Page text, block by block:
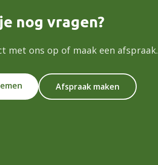
nog vragen?
met ons op of maak een afspraak.
Afspraak maken